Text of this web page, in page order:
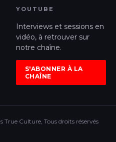
YOUTUBE
Interviews et sessions en
vidéo, à retrouver sur
notre chaîne.
S'ABONNER À LA
CHAÎNE
True Culture, Tous droits réservés